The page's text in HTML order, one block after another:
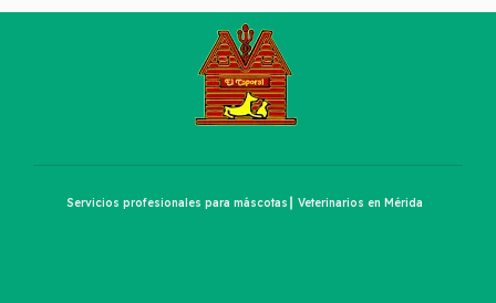
Servicios profesionales para máscotas┃ Veterinarios en Mérida